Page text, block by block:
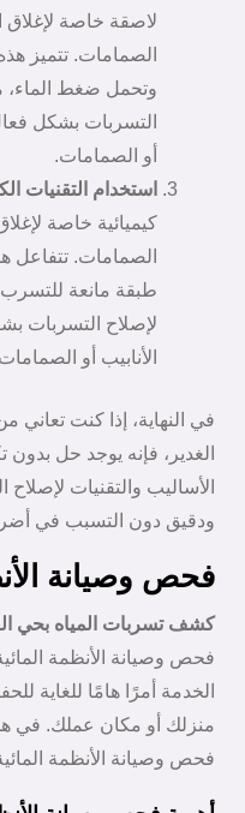
لاصقة خاصة لإغلاق
الصمامات. تتميز
وتحمل ضغط الماء،
التسربات بشكل
أو الصمامات.
استخدام التقنيات
كيميائية خاصة
الصمامات. تتفاعل
طبقة مانعة
لإصلاح التسربات
الأنابيب أو
في النهاية، إذا كنت
الغدير، فإنه يوجد حل
الأساليب والتقنيات
ودقيق دون التسبب في
فحص وصيانة
كشف تسربات المياه بحي
فحص وصيانة الأنظمة
الخدمة أمرًا هامًا للغاية
منزلك أو مكان عملك. في
فحص وصيانة الأنظمة